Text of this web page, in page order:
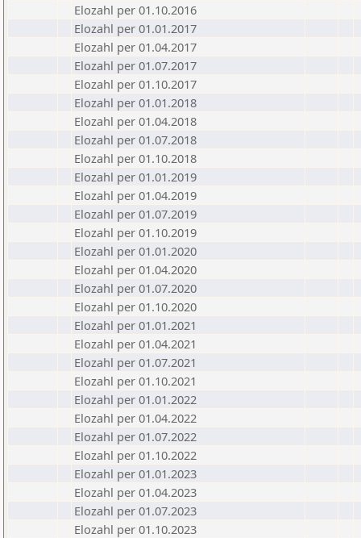
Elozahl per 01.10.2016
Elozahl per 01.01.2017
Elozahl per 01.04.2017
Elozahl per 01.07.2017
Elozahl per 01.10.2017
Elozahl per 01.01.2018
Elozahl per 01.04.2018
Elozahl per 01.07.2018
Elozahl per 01.10.2018
Elozahl per 01.01.2019
Elozahl per 01.04.2019
Elozahl per 01.07.2019
Elozahl per 01.10.2019
Elozahl per 01.01.2020
Elozahl per 01.04.2020
Elozahl per 01.07.2020
Elozahl per 01.10.2020
Elozahl per 01.01.2021
Elozahl per 01.04.2021
Elozahl per 01.07.2021
Elozahl per 01.10.2021
Elozahl per 01.01.2022
Elozahl per 01.04.2022
Elozahl per 01.07.2022
Elozahl per 01.10.2022
Elozahl per 01.01.2023
Elozahl per 01.04.2023
Elozahl per 01.07.2023
Elozahl per 01.10.2023